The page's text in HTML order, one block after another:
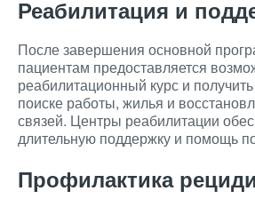
Реабилитация и
После завершения основной
пациентам предоставляется
реабилитационный курс и
поиске работы, жилья и
связей. Центры реабилитации
длительную поддержку и помощь
Профилактика